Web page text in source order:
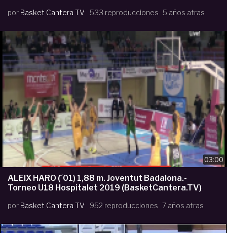
por Basket Cantera TV 533 reproducciones 5 años atras
03:00
ALEIX HARO (´01) 1,88 m. Joventut Badalona.-
Torneo U18 Hospitalet 2019 (BasketCantera.TV)
por Basket Cantera TV 952 reproducciones 7 años atras